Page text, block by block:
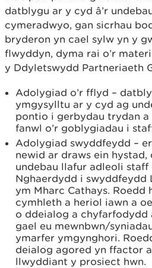
datblygu ar y cyd â’r
cymeradwyo, gan sicrhau
bryderon yn cael sylw yn y
flwyddyn, dyma rai o’r
y Ddyletswydd Partneriaeth
Adolygiad o’r fflyd –
ymgysylltu ar y cyd ag
pontio i gerbydau trydan
fanwl o’r goblygiadau i
Adolygiad swyddfeydd –
newid ar draws ein
undebau llafur adleoli staff
Nghaerdydd i swyddfeydd
ym Mharc Cathays. Roedd
cymhleth a heriol iawn a
o ddeialog a chyfarfodydd
gael eu mewnbwn/
ymarfer ymgynghori.
deialog agored yn ffactor
llwyddiant y prosiect hwn.